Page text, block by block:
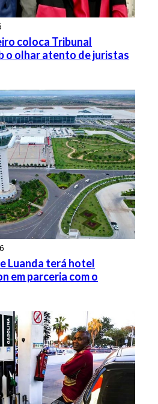
coloca Tribunal
o olhar atento de juristas
Luanda terá hotel
em parceria com o